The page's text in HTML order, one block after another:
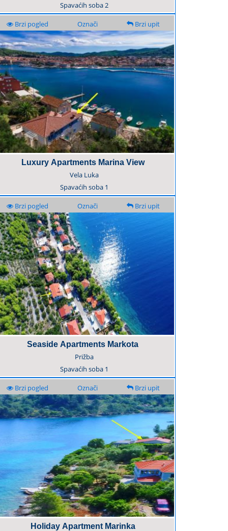
Spavaćih soba2
Brzi pogled Označi Brzi upit
Luxury Apartments Marina View
Vela Luka
Spavaćih soba 1
Brzi pogled Označi Brzi upit
Seaside Apartments Markota
Prižba
Spavaćih soba 1
Brzi pogled Označi Brzi upit
Holiday Apartment Marinka